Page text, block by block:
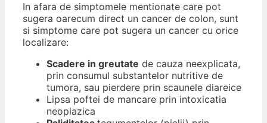
In afara de simptomele mentionate care pot
sugera oarecum direct un cancer de colon, sunt
si simptome care pot sugera un cancer cu orice
localizare:
Scadere in greutate de cauza neexplicata,
prin consumul substantelor nutritive de
tumora, sau pierdere prin scaunele diareice
Lipsa poftei de mancare prin intoxicatia
neoplazica